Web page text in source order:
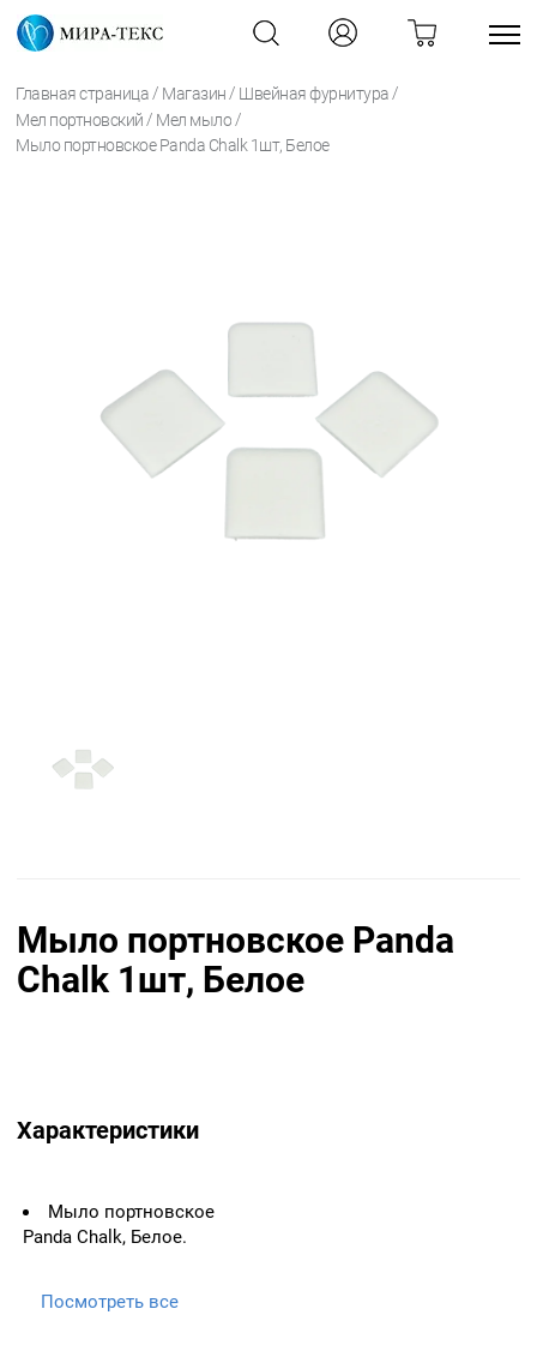
Главная страница / Магазин / Швейная фурнитура /
Мел портновский / Мел мыло /
Мыло портновское Panda Chalk 1шт, Белое
Мыло портновское Panda
Chalk 1шт, Белое
Характеристики
Мыло портновское
Panda Chalk, Белое.
Посмотреть все